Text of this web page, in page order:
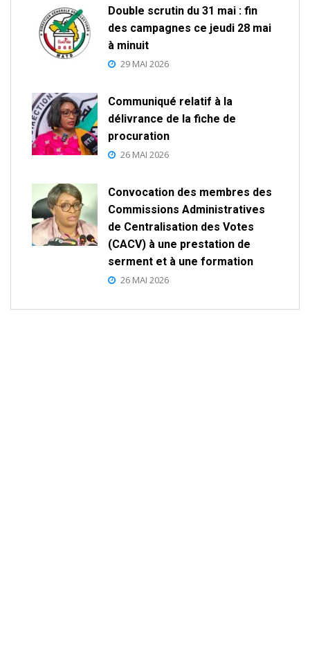
Double scrutin du 31 mai : fin
des campagnes ce jeudi 28 mai
à minuit
29 MAI 2026
Communiqué relatif à la
délivrance de la fiche de
procuration
26 MAI 2026
Convocation des membres des
Commissions Administratives
de Centralisation des Votes
(CACV) à une prestation de
serment et à une formation
26 MAI 2026